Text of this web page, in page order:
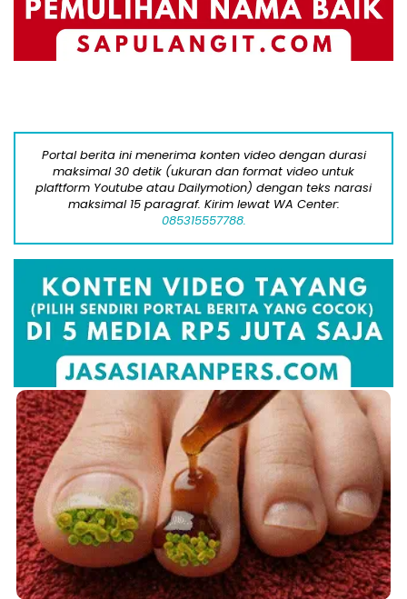
Portal berita ini menerima konten video dengan durasi
maksimal 30 detik (ukuran dan format video untuk
plaftform Youtube atau Dailymotion) dengan teks narasi
maksimal 15 paragraf. Kirim lewat WA Center:
085315557788.